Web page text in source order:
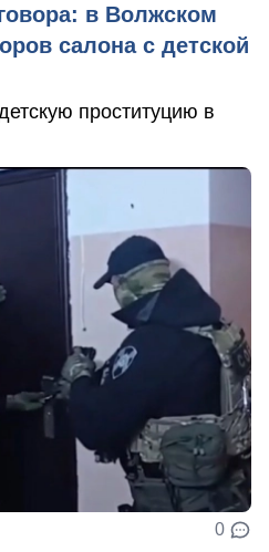
в Волжском
салона с детской
проституцию в
0